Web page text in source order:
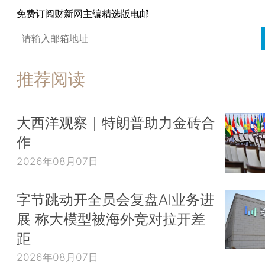
免费订阅财新网主编精选版电邮
推荐阅读
大西洋观察｜特朗普助力金砖合
作
2026年08月07日
字节跳动开全员会复盘AI业务进
展 称大模型被海外竞对拉开差
距
2026年08月07日